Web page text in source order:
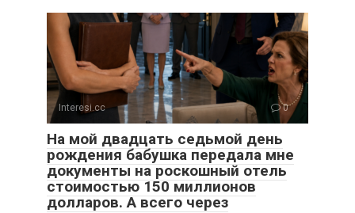
Interesi.cc 0
На мой двадцать седьмой день
рождения бабушка передала мне
документы на роскошный отель
стоимостью 150 миллионов
долларов. А всего через